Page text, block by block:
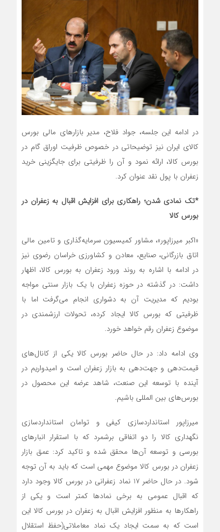
در ادامه این جلسه، جواد فلاح، مدیر بازارهای مالی بورس
کالای ایران نیز توضیحاتی در خصوص ظرفیت اوراق گام در
بورس کالا، ارائه نمود و آن را ظرفیتی برای جایگزینی خرید
زعفران با پول نقد عنوان کرد.
*تک نمادی شدن؛ راهکاری برای افزایش اقبال به زعفران در
بورس کالا
«اکبر میرزاپور»، مشاور کمیسیون سرمایه‌گذاری و تامین مالی
اتاق بازرگانی، صنایع، معادن و کشاورزی خراسان رضوی نیز
در ادامه با اشاره به روند ورود زعفران به بورس کالا، اظهار
داشت: در گذشته در حوزه زعفران با یک بازار سنتی مواجه
بودیم که مدیریت آن به دشواری انجام می‌گرفت اما با
ظرفیتی که بورس کالا ایجاد کرده، تحولات ارزشمندی در
موضوع زعفران رقم خواهد خورد.
وی ادامه داد: در حال حاضر بورس کالا یکی از کانال‌های
قیمت‌دهی و جهت‌دهی به بازار زعفران است و امیدواریم در
آینده با توسعه این صنعت، شاهد عرضه این محصول در
بورس‌های بین المللی باشیم.
میرزاپور استانداردسازی کیفی و توامان استانداردسازی
نگهداری کالا را دو اتفاقی برشمرد که با استقرار انبارهای
بورسی و توسعه آن‌ها محقق شده و تاکید کرد: عمق بازار
زعفران در بورس کالا موضوع مهمی است که باید به آن توجه
شود. در حال حاضر 17 نماد زعفرانی در بورس کالا وجود دارد
که اقبال عمومی به برخی نمادها کمتر است و یکی از
راهکارها به منظور افزایش اقبال به زعفران در بورس کالا این
است که به سمت ایجاد یک نماد معاملاتی(حفظ استقلال